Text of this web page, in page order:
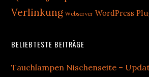
Verlinkung Webserver WordPress
BELIEBTESTE BEITRÄGE
Tauchlampen Nischenseite –